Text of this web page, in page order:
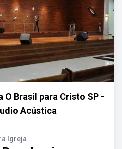
Brasil para Cristo SP -
Acústica
Igreja